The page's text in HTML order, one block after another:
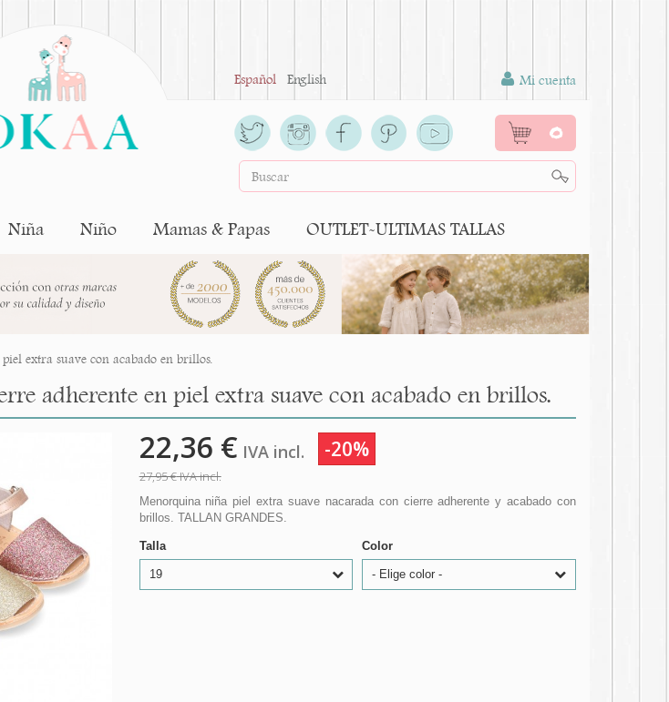
Español English Mi cuenta
0
Niña Niño Mamas & Papas OUTLET-ULTIMAS TALLAS
extra suave con acabado en brillos.
adherente en piel extra suave con acabado en brillos.
22,36 € IVA incl. -20%
27,95 €IVA incl.
Menorquina niña piel extra suave nacarada con cierre adherente y acabado con
brillos. TALLAN GRANDES.
Talla
19
Color
- Elige color -